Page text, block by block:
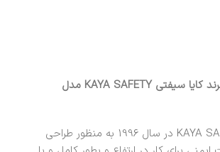
پایه اتصال متحرک برند کایا سیفتی KAYA SAFETY مدل
شرکت امنیت KAYA SAFETY در سال 1996 به منظور طراحی